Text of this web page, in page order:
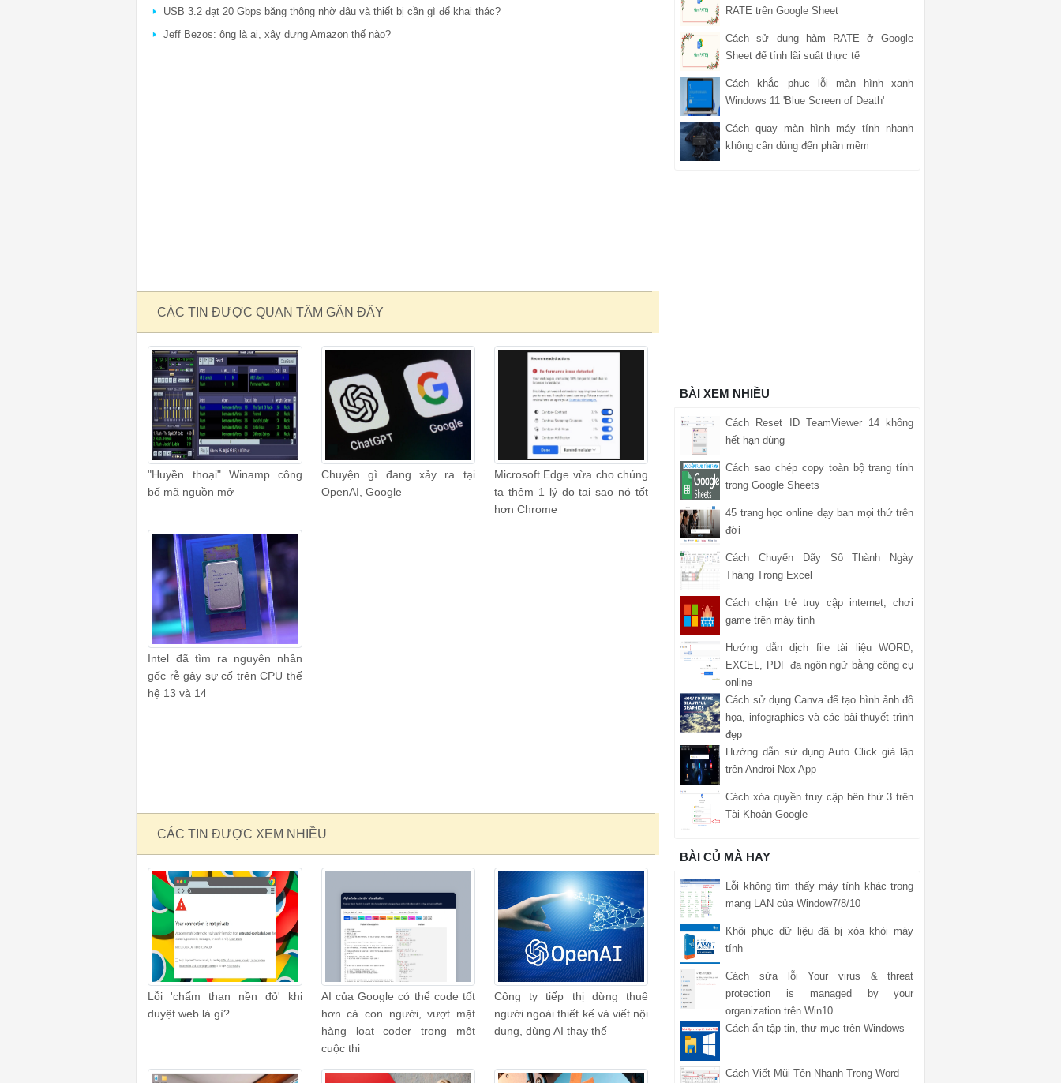
USB 3.2 đạt 20 Gbps băng thông nhờ đâu và thiết bị cần gì để khai thác?
Jeff Bezos: ông là ai, xây dựng Amazon thế nào?
CÁC TIN ĐƯỢC QUAN TÂM GẦN ĐÂY
"Huyền thoại" Winamp công
bố mã nguồn mở
Chuyện gì đang xảy ra tại
OpenAI, Google
Microsoft Edge vừa cho chúng
ta thêm 1 lý do tại sao nó tốt
hơn Chrome
Intel đã tìm ra nguyên nhân
gốc rễ gây sự cố trên CPU thế
hệ 13 và 14
CÁC TIN ĐƯỢC XEM NHIỀU
Lỗi 'chấm than nền đỏ' khi
duyệt web là gì?
AI của Google có thể code tốt
hơn cả con người, vượt mặt
hàng loạt coder trong một
cuộc thi
Công ty tiếp thị dừng thuê
người ngoài thiết kế và viết nội
dung, dùng AI thay thế
RATE trên Google Sheet
Cách sử dụng hàm RATE ở Google
Sheet để tính lãi suất thực tế
Cách khắc phục lỗi màn hình xanh
Windows 11 'Blue Screen of Death'
Cách quay màn hình máy tính nhanh
không cần dùng đến phần mềm
BÀI XEM NHIỀU
Cách Reset ID TeamViewer 14 không
hết hạn dùng
Cách sao chép copy toàn bộ trang tính
trong Google Sheets
45 trang học online dạy bạn mọi thứ trên
đời
Cách Chuyển Dãy Số Thành Ngày
Tháng Trong Excel
Cách chặn trẻ truy cập internet, chơi
game trên máy tính
Hướng dẫn dịch file tài liệu WORD,
EXCEL, PDF đa ngôn ngữ bằng công cụ
online
Cách sử dụng Canva để tạo hình ảnh đồ
họa, infographics và các bài thuyết trình
đẹp
Hướng dẫn sử dụng Auto Click giả lập
trên Androi Nox App
Cách xóa quyền truy cập bên thứ 3 trên
Tài Khoản Google
BÀI CỦ MÀ HAY
Lỗi không tìm thấy máy tính khác trong
mạng LAN của Window7/8/10
Khôi phục dữ liệu đã bị xóa khỏi máy
tính
Cách sửa lỗi Your virus & threat
protection is managed by your
organization trên Win10
Cách ẩn tập tin, thư mục trên Windows
Cách Viết Mũi Tên Nhanh Trong Word